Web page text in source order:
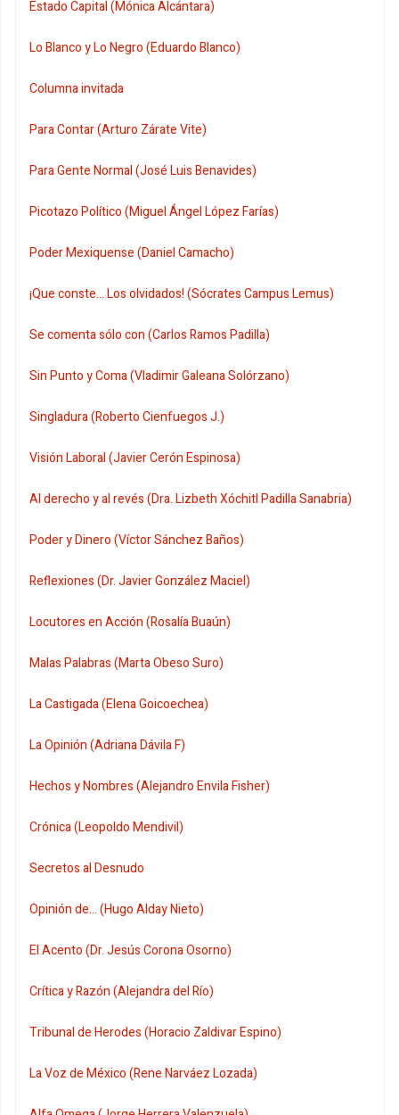
Estado Capital (Mónica Alcántara)
Lo Blanco y Lo Negro (Eduardo Blanco)
Columna invitada
Para Contar (Arturo Zárate Vite)
Para Gente Normal (José Luis Benavides)
Picotazo Político (Miguel Ángel López Farías)
Poder Mexiquense (Daniel Camacho)
¡Que conste... Los olvidados! (Sócrates Campus Lemus)
Se comenta sólo con (Carlos Ramos Padilla)
Sin Punto y Coma (Vladimir Galeana Solórzano)
Singladura (Roberto Cienfuegos J.)
Visión Laboral (Javier Cerón Espinosa)
Al derecho y al revés (Dra. Lizbeth Xóchitl Padilla Sanabria)
Poder y Dinero (Víctor Sánchez Baños)
Reflexiones (Dr. Javier González Maciel)
Locutores en Acción (Rosalía Buaún)
Malas Palabras (Marta Obeso Suro)
La Castigada (Elena Goicoechea)
La Opinión (Adriana Dávila F)
Hechos y Nombres (Alejandro Envila Fisher)
Crónica (Leopoldo Mendivil)
Secretos al Desnudo
Opinión de... (Hugo Alday Nieto)
El Acento (Dr. Jesús Corona Osorno)
Crítica y Razón (Alejandra del Río)
Tribunal de Herodes (Horacio Zaldivar Espino)
La Voz de México (Rene Narváez Lozada)